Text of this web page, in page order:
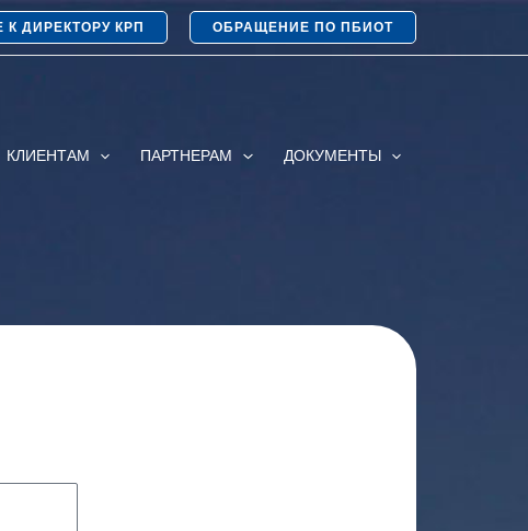
ДИРЕКТОРУ КРП ОБРАЩЕНИЕ ПО ПБИОТ
КЛИЕНТАМ ПАРТНЕРАМ ДОКУМЕНТЫ